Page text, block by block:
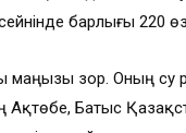
барлығы 220
маңызы зор. Оның су
Ақтөбе, Батыс